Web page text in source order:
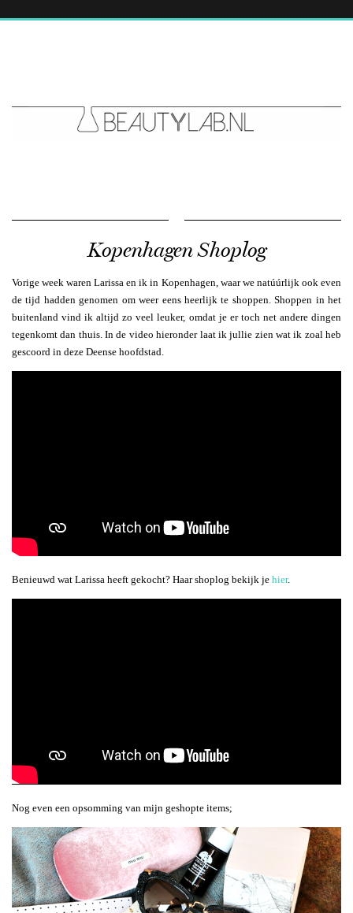
Kopenhagen Shoplog
Vorige week waren Larissa en ik in Kopenhagen, waar we natúúrlijk ook even
de tijd hadden genomen om weer eens heerlijk te shoppen. Shoppen in het
buitenland vind ik altijd zo veel leuker, omdat je er toch net andere dingen
tegenkomt dan thuis. In de video hieronder laat ik jullie zien wat ik zoal heb
gescoord in deze Deense hoofdstad.
Benieuwd wat Larissa heeft gekocht? Haar shoplog bekijk je hier.
Nog even een opsomming van mijn geshopte items;